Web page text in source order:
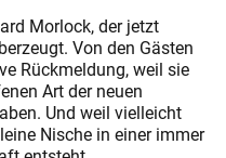
Morlock, der jetzt
Von den Gästen
Rückmeldung, weil sie
Art der neuen
Und weil vielleicht
Nische in einer immer